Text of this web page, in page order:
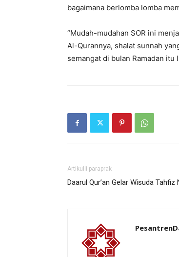
bagaimana berlomba lomba
“Mudah-mudahan SOR ini
Al-Qurannya, shalat sunnah
semangat di bulan Ramadan
Artikulli paraprak
Daarul Qur’an Gelar Wisuda Tahfiz